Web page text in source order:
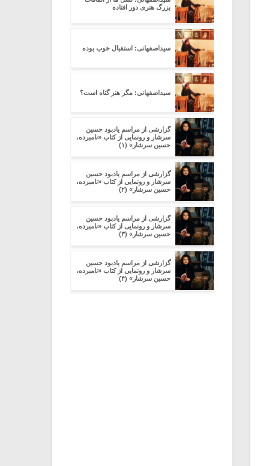
بزرگ هنری دور افتاده
سیداصفهانی: استقبال خوب بوده
سیداصفهانی: مگر هنر گناه است؟
گزارشی از مراسم یادبود حسین
سرشار و رونمایی از کتاب «نامبرده،
حسین سرشار» (۱)
گزارشی از مراسم یادبود حسین
سرشار و رونمایی از کتاب «نامبرده،
حسین سرشار» (۲)
گزارشی از مراسم یادبود حسین
سرشار و رونمایی از کتاب «نامبرده،
حسین سرشار» (۳)
گزارشی از مراسم یادبود حسین
سرشار و رونمایی از کتاب «نامبرده،
حسین سرشار» (۴)